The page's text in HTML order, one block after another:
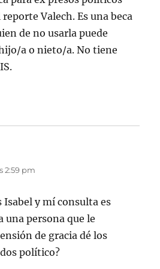
Valech. Es una beca
de no usarla puede
a o nieto/a. No tiene
2:59 pm
y mí consulta es
una persona que le
de gracia dé los
político?